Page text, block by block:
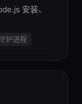
安装、
守护进程